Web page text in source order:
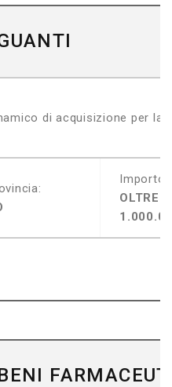
di acquisizione per la
Importo:
OLTRE